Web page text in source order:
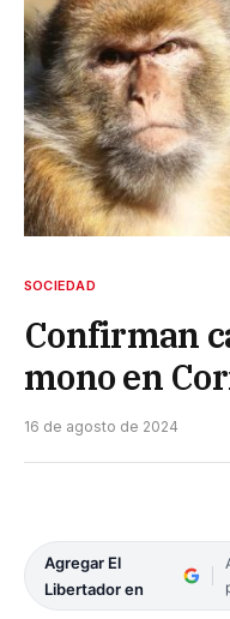
SOCIEDAD
Confirman
mono en
16 de agosto de 2024
Agregar El
Libertador en